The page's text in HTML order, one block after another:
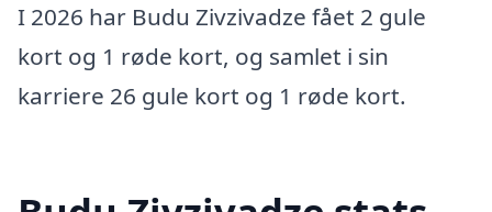
I 2026 har Budu Zivzivadze fået 2 gule
kort og 1 røde kort, og samlet i sin
karriere 26 gule kort og 1 røde kort.